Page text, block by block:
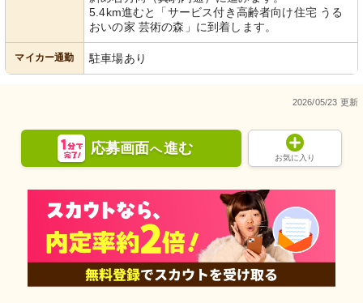
5.4km進むと「サービス付き高齢者向け住宅 うる
おいの家 芸術の森」に到着します。
マイカー通勤 駐車場あり
2026/05/23 更新
応募画面へ進む
お気に入り